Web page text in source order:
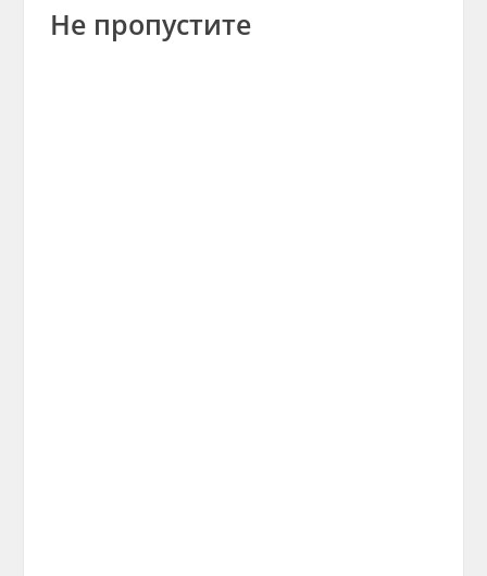
Не пропустите